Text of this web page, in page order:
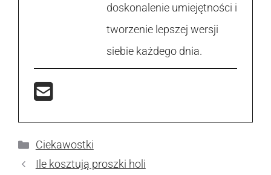
doskonalenie umiejętności i
tworzenie lepszej wersji
siebie każdego dnia.
Kategorie
Ciekawostki
Ile kosztują proszki holi